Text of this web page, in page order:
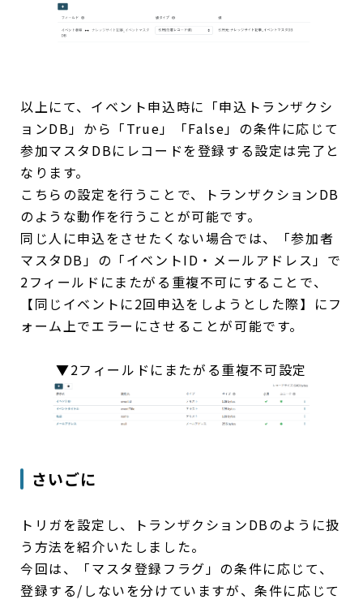
以上にて、イベント申込時に「申込トランザクシ
ョンDB」から「True」「False」の条件に応じて
参加マスタDBにレコードを登録する設定は完了と
なります。
こちらの設定を行うことで、トランザクションDB
のような動作を行うことが可能です。
同じ人に申込をさせたくない場合では、「参加者
マスタDB」の「イベントID・メールアドレス」で
2フィールドにまたがる重複不可にすることで、
【同じイベントに2回申込をしようとした際】にフ
ォーム上でエラーにさせることが可能です。
▼2フィールドにまたがる重複不可設定
さいごに
トリガを設定し、トランザクションDBのように扱
う方法を紹介いたしました。
今回は、「マスタ登録フラグ」の条件に応じて、
登録する/しないを分けていますが、条件に応じて